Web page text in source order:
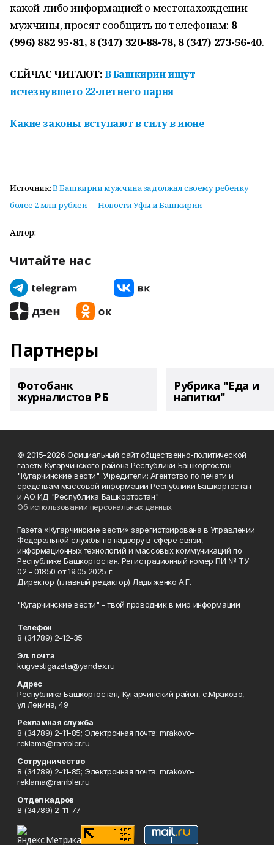
какой-либо информацией о местонахождении
мужчины, просят сообщить по телефонам: 8
(996) 882 95-81, 8 (347) 320-88-78, 8 (347) 273-56-40.
СЕЙЧАС ЧИТАЮТ:В Башкирии ищут
исчезнувшего 22-летнего парня
Какие законы вступают в силу в июне
Источник:В Башкирии мужчина задолжал своему ребенку
более 2 млн рублей — Новости Уфы и Башкирии
Автор:
Читайте нас
Партнеры
Фотобанк
журналистов РБ
Рубрика "Еда и
напитки"
© 2015-2026 Официальный сайт общественно-политической
газеты Кугарчинского района Республики Башкортостан
"Кугарчинские вести". Учредители: Агентство по печати и
средствам массовой информации Республики Башкортостан
и АО ИД "Республика Башкортостан"
Об использовании персональных данных
Газета «Кугарчинские вести» зарегистрирована в Управлении
Федеральной службы по надзору в сфере связи,
информационных технологий и массовых коммуникаций по
Республике Башкортостан. Регистрационный номер ПИ № ТУ
02 - 01850 от 19.05.2025 г.
Директор (главный редактор) Ладыженко А.Г.
"Кугарчинские вести" - твой проводник в мир информации
Телефон
8 (34789) 2-12-35
Эл. почта
kugvestigazeta@yandex.ru
Адрес
Республика Башкортостан, Кугарчинский район, с.Мраково,
ул.Ленина, 49
Рекламная служба
8 (34789) 2-11-85; Электронная почта: mrakovo-
reklama@rambler.ru
Сотрудничество
8 (34789) 2-11-85; Электронная почта: mrakovo-
reklama@rambler.ru
Отдел кадров
8 (34789) 2-11-77